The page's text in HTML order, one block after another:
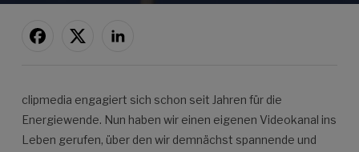
clipmedia engagiert sich schon seit Jahren für die
Energiewende. Nun haben wir einen eigenen Videokanal ins
Leben gerufen, über den wir demnächst spannende und